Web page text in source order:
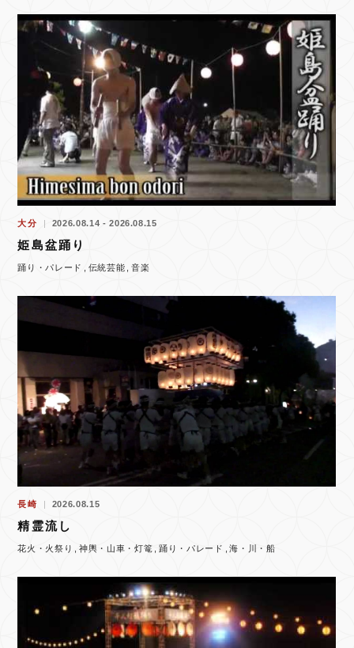
大分 2026.08.14 - 2026.08.15
姫島盆踊り
踊り・パレード 伝統芸能 音楽
長崎 2026.08.15
精霊流し
花火・火祭り 神輿・山車・灯篭 踊り・パレード 海・川・船